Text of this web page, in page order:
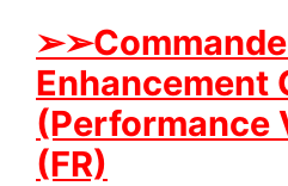
➢
Enhancement
(Performance
(FR)